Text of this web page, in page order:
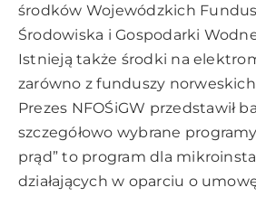
środków Wojewódzkich
Środowiska i Gospodarki
Istnieją także środki na
zarówno z funduszy
Prezes NFOŚiGW przedstawił
szczegółowo wybrane
prąd” to program dla
działających w oparciu o